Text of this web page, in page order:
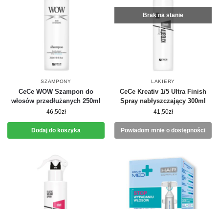
SZAMPONY
CeCe WOW Szampon do
włosów przedłużanych 250ml
46,50zł
Dodaj do koszyka
Brak na stanie
LAKIERY
CeCe Kreativ 1/5 Ultra Finish
Spray nabłyszczający 300ml
41,50zł
Powiadom mnie o dostępności